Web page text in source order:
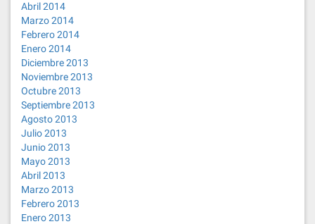
Abril 2014
Marzo 2014
Febrero 2014
Enero 2014
Diciembre 2013
Noviembre 2013
Octubre 2013
Septiembre 2013
Agosto 2013
Julio 2013
Junio 2013
Mayo 2013
Abril 2013
Marzo 2013
Febrero 2013
Enero 2013